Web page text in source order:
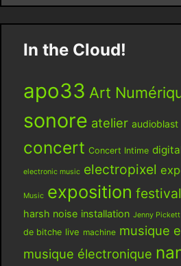
In the Cloud!
apo33 Art
sonore atelier audioblast
concert Concert Intime
electronic music electropixel
Music exposition festival
harsh noise installation Jenny Pickett
de bitche live machine musique
musique électronique